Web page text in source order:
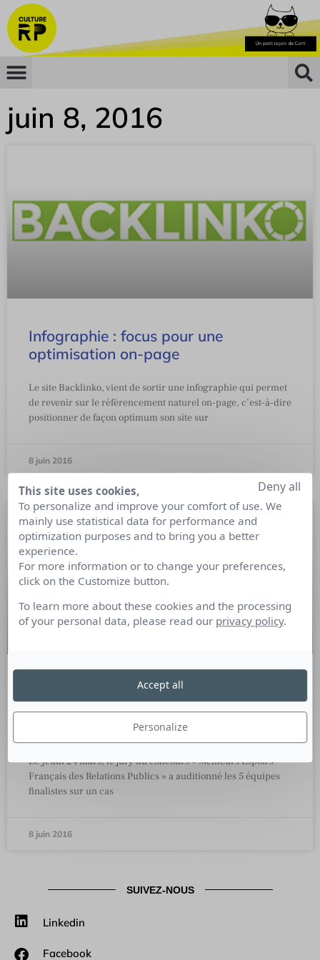
juin 8, 2016
Infographie : focus pour une
optimisation on-page
Le site Backlinko, vient de sortir une infographie qui permet
de revenir sur le référencement naturel on-page, c’est-à-dire
positionner de façon optimum son site sur
8 juin 2016
Retour sur expérience des équipes
finalistes du YOUNG LIONS PR
COMPETITION 2016
Le Jeudi 24 mars, le jury du concours « Meilleurs Espoirs
Français des Relations Publics » a auditionné les 5 équipes
finalistes sur un cas
8 juin 2016
SUIVEZ-NOUS
Linkedin
Facebook
This site uses cookies,
To personalize and improve your comfort of use. We
mainly use statistical data for performance and
optimization purposes and to bring you a better
experience.
For more information or to change your preferences,
click on the Customize button.
To learn more about these cookies and the processing
of your personal data, please read our privacy policy.
Personalize
Deny all
Accept all